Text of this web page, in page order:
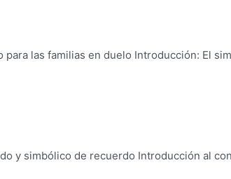
las familias en duelo Introducción: El
y simbólico de recuerdo Introducción al